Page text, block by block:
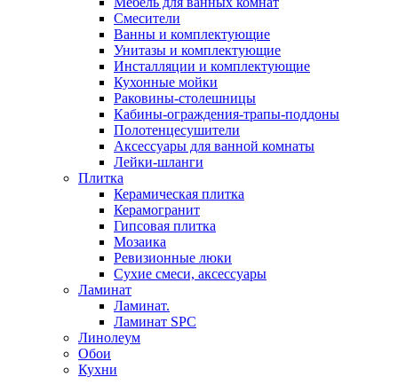
Смесители
Ванны и комплектующие
Унитазы и комплектующие
Инсталляции и комплектующие
Кухонные мойки
Раковины-столешницы
Кабины-ограждения-трапы-поддоны
Полотенцесушители
Аксессуары для ванной комнаты
Лейки-шланги
Плитка
Керамическая плитка
Керамогранит
Гипсовая плитка
Мозаика
Ревизионные люки
Сухие смеси, аксессуары
Ламинат
Ламинат.
Ламинат SPC
Линолеум
Обои
Кухни